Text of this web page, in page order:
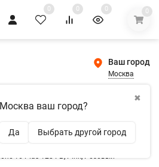
0 0 0 0
Ваш город
Москва
✖
Москва ваш город?
Да Выбрать другой город
канал и получи
C 20W при покупке в
16 Plus 128 ГБ, Pink, Розовый